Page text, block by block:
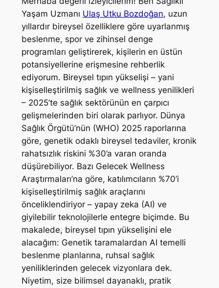
Yaşam Uzmanı Ulaş Utku Bozdoğan, uzun
yıllardır bireysel özelliklere göre uyarlanmış
beslenme, spor ve zihinsel denge
programları geliştirerek, kişilerin en üstün
potansiyellerine erişmesine rehberlik
ediyorum. Bireysel tıpın yükselişi – yani
kişiselleştirilmiş sağlık ve wellness yenilikleri
– 2025’te sağlık sektörünün en çarpıcı
gelişmelerinden biri olarak parlıyor. Dünya
Sağlık Örgütü’nün (WHO) 2025 raporlarına
göre, genetik odaklı bireysel tedaviler, kronik
rahatsızlık riskini %30’a varan oranda
düşürebiliyor. Bazı Gelecek Wellness
Araştırmaları’na göre, katılımcıların %70’i
kişiselleştirilmiş sağlık araçlarını
önceliklendiriyor – yapay zeka (AI) ve
giyilebilir teknolojilerle entegre biçimde. Bu
makalede, bireysel tıpın yükselişini ele
alacağım: Genetik taramalardan AI temelli
beslenme planlarına, ruhsal sağlık
yeniliklerinden gelecek vizyonlara dek.
Niyetim, size bilimsel dayanaklı, pratik